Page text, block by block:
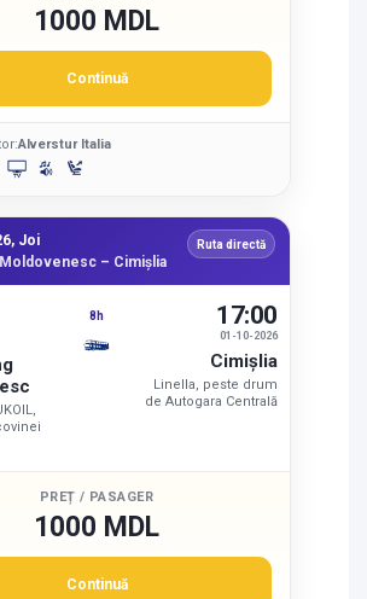
1000 MDL
Continuă
Alverstur Italia
Joi
– Cimişlia
Ruta directă
8h
01-10-2026
17:00
Cimişlia
Linella, peste drum
de Autogara Centrală
PREȚ / PASAGER
1000 MDL
Continuă